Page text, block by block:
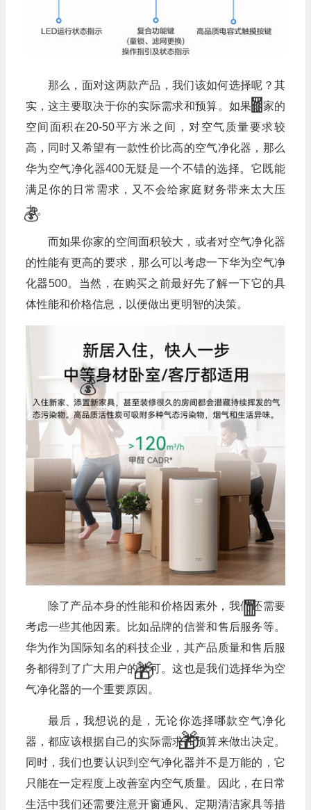
那么，面对这两款产品，我们该如何选择呢？其
实，这主要取决于你的实际需求和预算。如果你家的
空间面积在20-50平方米之间，对空气质量要求较
高，同时又希望有一款性价比高的空气净化器，那么
华为空气净化器400无疑是一个不错的选择。它既能
满足你的日常需求，又不会给家庭财务带来太大压
力。
而如果你家的空间面积较大，或者对空气净化器
的性能有更高的要求，那么可以考虑一下华为空气净
化器500。当然，在购买之前最好先了解一下它的具
体性能和价格信息，以便做出更明智的决策。
除了产品本身的性能和价格因素外，我们还需要
考虑一些其他因素。比如品牌的信誉和售后服务等。
华为作为国际知名的科技企业，其产品质量和售后服
务都得到了广大用户的认可。这也是我们选择华为空
气净化器的一个重要原因。
最后，我想说的是，无论你选择哪款空气净化
器，都应该根据自己的实际需求和预算来做出决定。
同时，我们也要认识到空气净化器并不是万能的，它
只能在一定程度上改善室内空气质量。因此，在日常
生活中我们还需要注意开窗通风、定期清洁家具等措
🧧
🎁